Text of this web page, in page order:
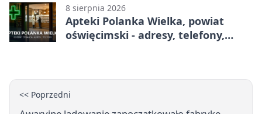
8 sierpnia 2026
Apteki Polanka Wielka, powiat
oświęcimski - adresy, telefony,
<< Poprzedni